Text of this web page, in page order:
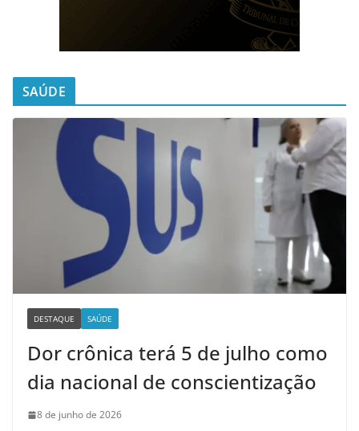
SAÚDE
DESTAQUE SAÚDE
Dor crônica terá 5 de julho como
dia nacional de conscientização
8 de junho de 2026